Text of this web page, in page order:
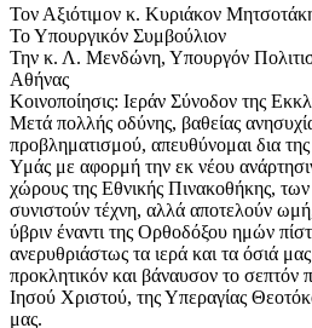
Τον Αξιότιμον κ. Κυριάκον
Το Υπουργικόν Συμβούλιον
Την κ. Λ. Μενδώνη, Υπουργόν
Αθήνας
Κοινοποίησις: Ιεράν Σύνοδον της
Μετά πολλής οδύνης, βαθείας
προβληματισμού, απευθύνομαι δια
Υμάς με αφορμή την εκ νέου
χώρους της Εθνικής Πινακοθήκης,
συνιστούν τέχνη, αλλά αποτελούν
ύβριν έναντι της Ορθοδόξου ημών
ανερυθριάστως τα ιερά και τα όσιά
προκλητικόν και βάναυσον το
Ιησού Χριστού, της Υπεραγίας
μας.